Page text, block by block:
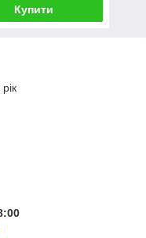
Купити